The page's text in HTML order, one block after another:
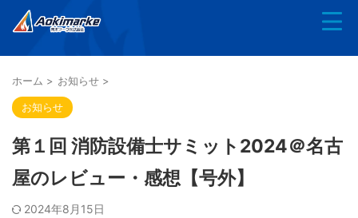
ホーム > お知らせ >
お知らせ
第１回 消防設備士サミット2024＠名古
屋のレビュー・感想【号外】
2024年8月15日